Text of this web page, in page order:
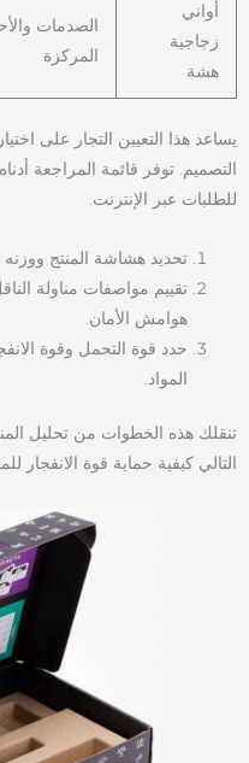
أواني
زجاجية
هشة
الصدمات
المركزة
يساعد هذا التعيين التجار على
التصميم. توفر قائمة المراجعة
للطلبات عبر الإنترنت.
تحديد هشاشة المنتج ووزنه
تقييم مواصفات مناولة
هوامش الأمان.
حدد قوة التحمل وقوة
المواد.
تنقلك هذه الخطوات من تحليل
التالي كيفية حماية قوة الانفجار